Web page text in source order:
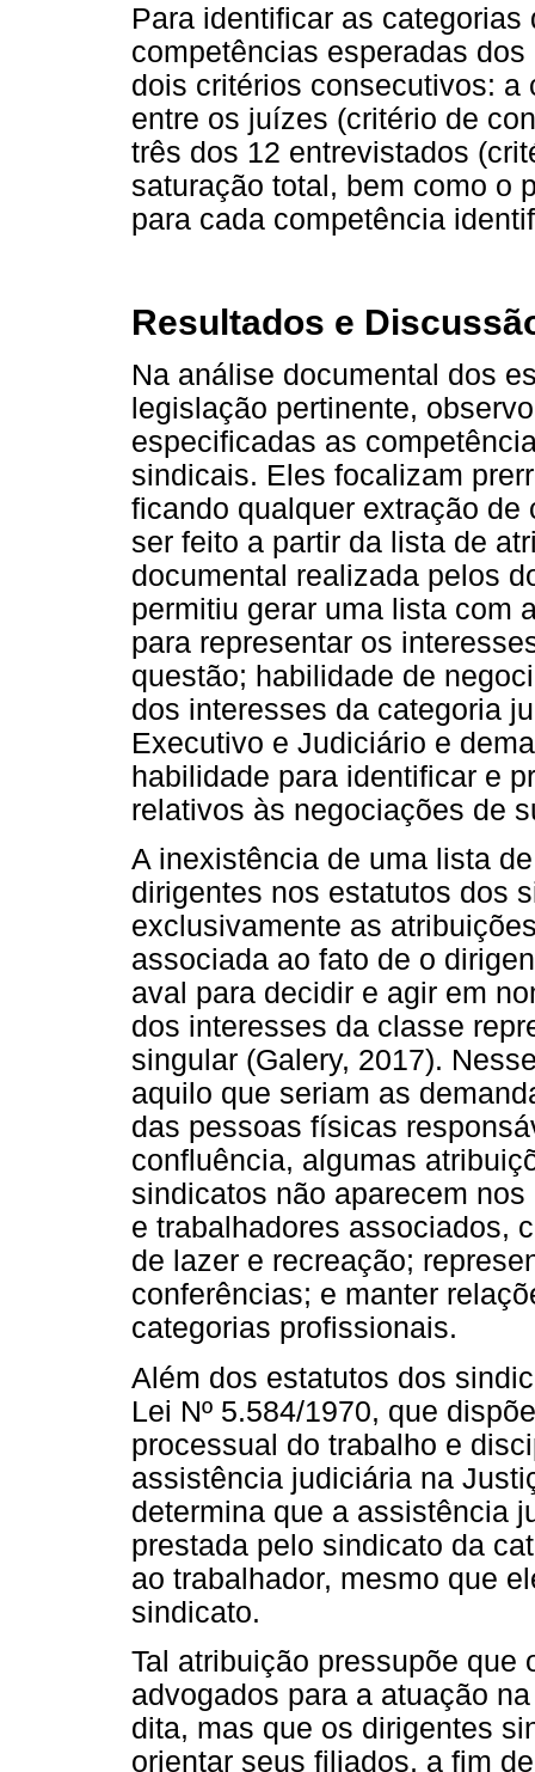
Para identificar as
competências esperadas
dois critérios consecutivos:
entre os juízes (critério de
três dos 12 entrevistados
saturação total, bem como o
para cada competência
Resultados e
Na análise documental dos
legislação pertinente,
especificadas as
sindicais. Eles focalizam
ficando qualquer extração
ser feito a partir da lista de
documental realizada pelos
permitiu gerar uma lista com
para representar os
questão; habilidade de
dos interesses da categoria
Executivo e Judiciário e
habilidade para identificar e
relativos às negociações de
A inexistência de uma lista
dirigentes nos estatutos dos
exclusivamente as
associada ao fato de o
aval para decidir e agir em
dos interesses da classe
singular (Galery, 2017).
aquilo que seriam as
das pessoas físicas
confluência, algumas
sindicatos não aparecem
e trabalhadores associados,
de lazer e recreação;
conferências; e manter
categorias profissionais.
Além dos estatutos dos
Lei Nº 5.584/1970, que
processual do trabalho e
assistência judiciária na
determina que a assistência
prestada pelo sindicato da
ao trabalhador, mesmo que
sindicato.
Tal atribuição pressupõe que
advogados para a atuação
dita, mas que os dirigentes
orientar seus filiados, a fim